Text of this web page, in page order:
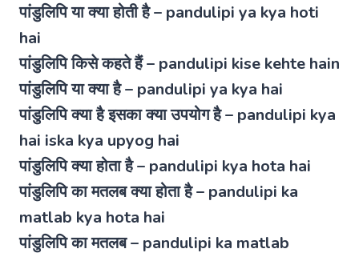
पांडुलिपि या क्या होती है – pandulipi ya kya hoti
hai
पांडुलिपि किसे कहते हैं – pandulipi kise kehte hain
पांडुलिपि या क्या है – pandulipi ya kya hai
पांडुलिपि क्या है इसका क्या उपयोग है – pandulipi kya
hai iska kya upyog hai
पांडुलिपि क्या होता है – pandulipi kya hota hai
पांडुलिपि का मतलब क्या होता है – pandulipi ka
matlab kya hota hai
पांडुलिपि का मतलब – pandulipi ka matlab